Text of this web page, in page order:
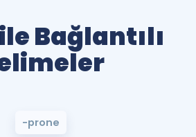
ile Bağlantılı
-prone